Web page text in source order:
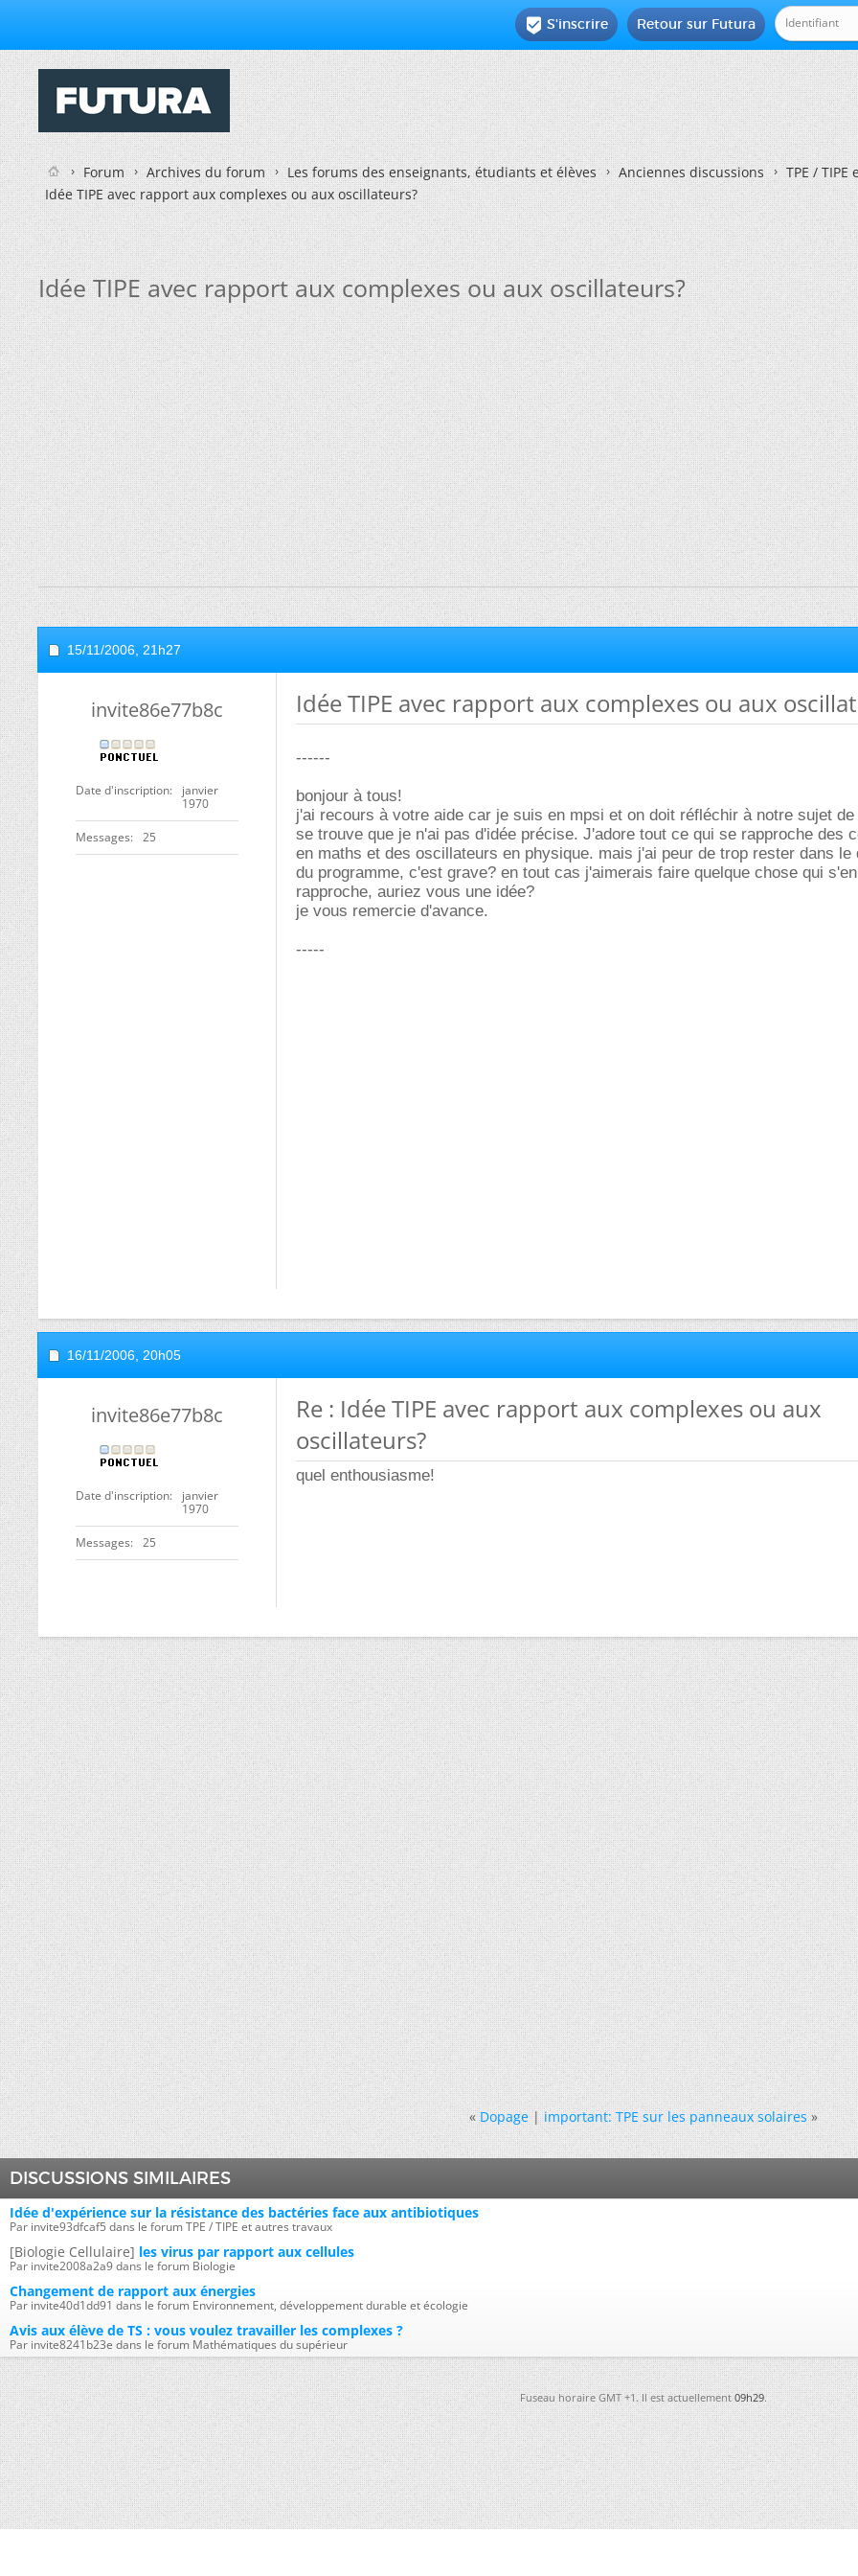
Retour sur Futura
 S'inscrire
Forum Archives du forum Les forums des enseignants, étudiants et élèves Anciennes discussions
TPE /
Idée TIPE avec rapport aux complexes ou aux oscillateurs?
Idée TIPE avec rapport aux complexes ou aux oscillateurs?
15/11/2006, 21h27
invite86e77b8c
Date d'inscription
janvier
1970
Messages 25
Idée TIPE avec rapport aux complexes ou aux
------
bonjour à tous!
j'ai recours à votre aide car je suis en mpsi et on doit réfléchir à notre sujet
se trouve que je n'ai pas d'idée précise. J'adore tout ce qui se rapproche des
en maths et des oscillateurs en physique. mais j'ai peur de trop rester dans le
du programme, c'est grave? en tout cas j'aimerais faire quelque chose qui s'en
rapproche, auriez vous une idée?
je vous remercie d'avance.
-----
16/11/2006, 20h05
invite86e77b8c
Date d'inscription
janvier
1970
Messages 25
Re : Idée TIPE avec rapport aux complexes ou aux
oscillateurs?
quel enthousiasme!
« Dopage|important: TPE sur les panneaux solaires »
DISCUSSIONS SIMILAIRES
Idée d'expérience sur la résistance des bactéries face aux antibiotiques
Par invite93dfcaf5 dans le forum TPE / TIPE et autres travaux
[Biologie Cellulaire] les virus par rapport aux cellules
Par invite2008a2a9 dans le forum Biologie
Changement de rapport aux énergies
Par invite40d1dd91 dans le forum Environnement, développement durable et écologie
Avis aux élève de TS : vous voulez travailler les complexes ?
Par invite8241b23e dans le forum Mathématiques du supérieur
Fuseau horaire GMT +1. Il est actuellement09h29.